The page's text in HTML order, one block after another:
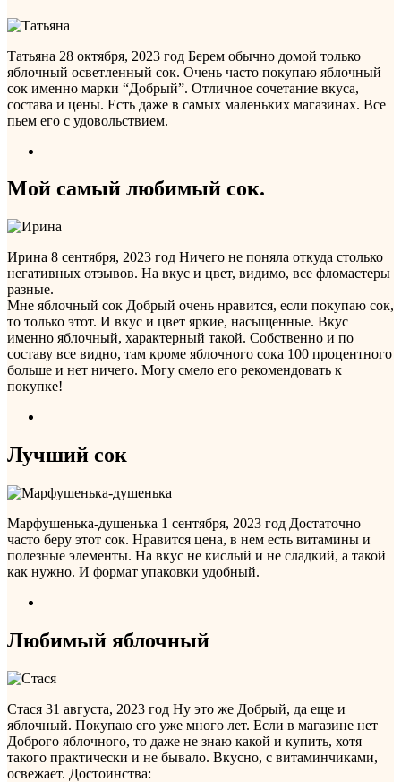
Татьяна 28 октября, 2023 год Берем обычно домой только
яблочный осветленный сок. Очень часто покупаю яблочный
сок именно марки “Добрый”. Отличное сочетание вкуса,
состава и цены. Есть даже в самых маленьких магазинах. Все
пьем его с удовольствием.
Мой самый любимый сок.
Ирина 8 сентября, 2023 год Ничего не поняла откуда столько
негативных отзывов. На вкус и цвет, видимо, все фломастеры
разные.
Мне яблочный сок Добрый очень нравится, если покупаю сок,
то только этот. И вкус и цвет яркие, насыщенные. Вкус
именно яблочный, характерный такой. Собственно и по
составу все видно, там кроме яблочного сока 100 процентного
больше и нет ничего. Могу смело его рекомендовать к
покупке!
Лучший сок
Марфушенька-душенька 1 сентября, 2023 год Достаточно
часто беру этот сок. Нравится цена, в нем есть витамины и
полезные элементы. На вкус не кислый и не сладкий, а такой
как нужно. И формат упаковки удобный.
Любимый яблочный
Стася 31 августа, 2023 год Ну это же Добрый, да еще и
яблочный. Покупаю его уже много лет. Если в магазине нет
Доброго яблочного, то даже не знаю какой и купить, хотя
такого практически и не бывало. Вкусно, с витаминчиками,
освежает. Достоинства: